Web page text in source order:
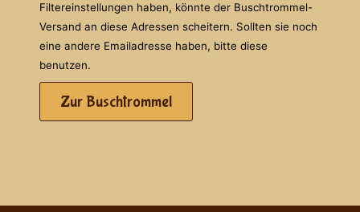
Filtereinstellungen haben, könnte der Buschtrommel-
Versand an diese Adressen scheitern. Sollten sie noch
eine andere Emailadresse haben, bitte diese
benutzen.
Zur Buschtrommel